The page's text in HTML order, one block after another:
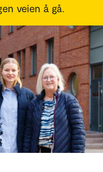
veien å gå.